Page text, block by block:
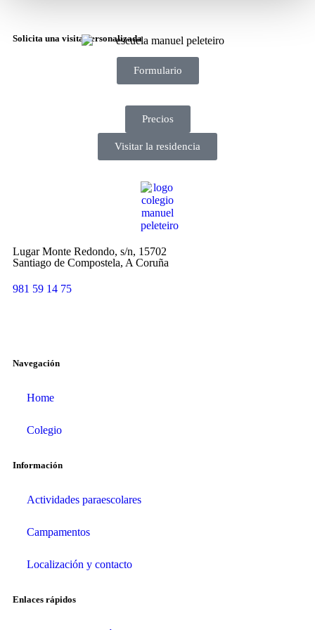
Solicita una visita personalizada
Formulario
Precios
Visitar la residencia
Lugar Monte Redondo, s/n, 15702
Santiago de Compostela, A Coruña
981 59 14 75
Navegación
Home
Colegio
Información
Actividades paraescolares
Campamentos
Localización y contacto
Enlaces rápidos